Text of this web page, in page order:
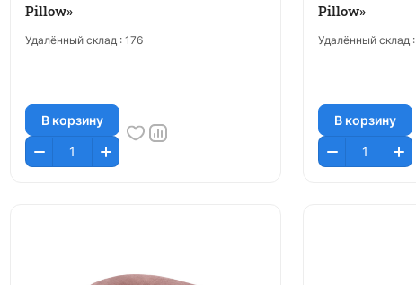
Pillow»
Удалённый склад : 176
В корзину
Pillow»
Удалённый склад :
В корзину